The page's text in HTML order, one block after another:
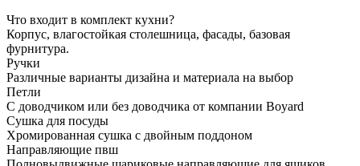
Что входит в комплект кухни?
Корпус, влагостойкая столешница, фасады, базовая
фурнитура.
Ручки
Различные варианты дизайна и материала на выбор
Петли
С доводчиком или без доводчика от компании Boyard
Сушка для посуды
Хромированная сушка с двойным поддоном
Направляющие пвш